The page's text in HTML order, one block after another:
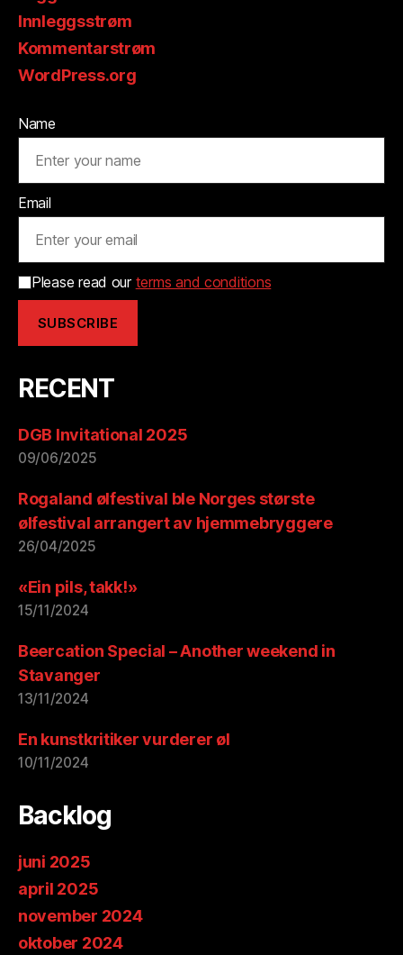
Innleggsstrøm
Kommentarstrøm
WordPress.org
Name
Email
Please read our terms and conditions
RECENT
DGB Invitational 2025
09/06/2025
Rogaland ølfestival ble Norges største
ølfestival arrangert av hjemmebryggere
26/04/2025
«Ein pils, takk!»
15/11/2024
Beercation Special – Another weekend in
Stavanger
13/11/2024
En kunstkritiker vurderer øl
10/11/2024
Backlog
juni 2025
april 2025
november 2024
oktober 2024